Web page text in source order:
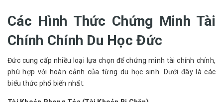
Các Hình Thức Chứng Minh Tài
Chính Chính Du Học Đức
Đức cung cấp nhiều loại lựa chọn để chứng minh tài chính chính,
phù hợp với hoàn cảnh của từng du học sinh. Dưới đây là các
biểu thức phổ biến nhất: